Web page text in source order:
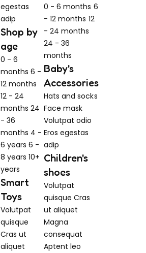
egestas
adip
Shop by
age
0 - 6
months 6 -
12 months
12 - 24
months 24
- 36
months 4 -
6 years 6 -
8 years 10+
years
Smart
Toys
Volutpat
quisque
Cras ut
aliquet
0 - 6 months 6
- 12 months 12
- 24 months
24 - 36
months
Baby's
Accessories
Hats and socks
Face mask
Volutpat odio
Eros egestas
adip
Children's
shoes
Volutpat
quisque Cras
ut aliquet
Magna
consequat
Aptent leo